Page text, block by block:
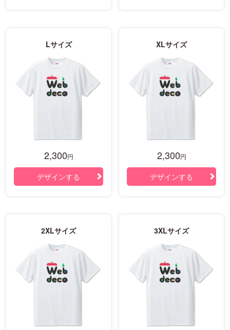
Lサイズ
2,300円
デザインする
XLサイズ
2,300円
デザインする
2XLサイズ 3XLサイズ